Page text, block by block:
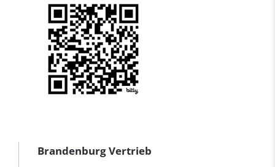
Brandenburg Vertrieb